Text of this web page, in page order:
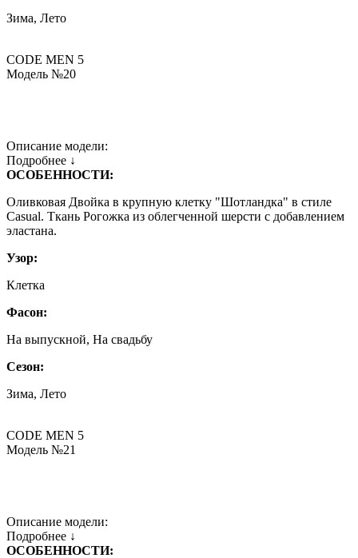
Зима, Лето
CODE MEN 5
Модель №20
Описание модели:
Подробнее ↓
ОСОБЕННОСТИ:
Оливковая Двойка в крупную клетку "Шотландка" в стиле
Casual. Ткань Рогожка из облегченной шерсти с добавлением
эластана.
Узор:
Клетка
Фасон:
На выпускной, На свадьбу
Сезон:
Зима, Лето
CODE MEN 5
Модель №21
Описание модели:
Подробнее ↓
ОСОБЕННОСТИ: